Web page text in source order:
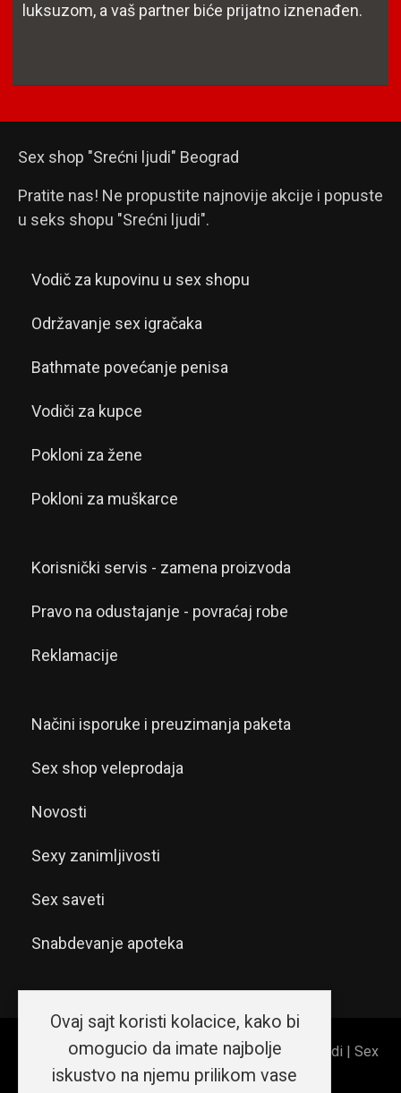
luksuzom, a vaš partner biće prijatno iznenađen.
Sex shop "Srećni ljudi" Beograd
Pratite nas! Ne propustite najnovije akcije i popuste
u seks shopu "Srećni ljudi".
Vodič za kupovinu u sex shopu
Održavanje sex igračaka
Bathmate povećanje penisa
Vodiči za kupce
Pokloni za žene
Pokloni za muškarce
Korisnički servis - zamena proizvoda
Pravo na odustajanje - povraćaj robe
Reklamacije
Načini isporuke i preuzimanja paketa
Sex shop veleprodaja
Novosti
Sexy zanimljivosti
Sex saveti
Snabdevanje apoteka
© 2026 Sex shop Beograd | Erotic shop Srećni ljudi | Sex
shop Srbija. Sva prava zadržana.
Ovaj sajt koristi kolacice, kako bi
omogucio da imate najbolje
iskustvo na njemu prilikom vase